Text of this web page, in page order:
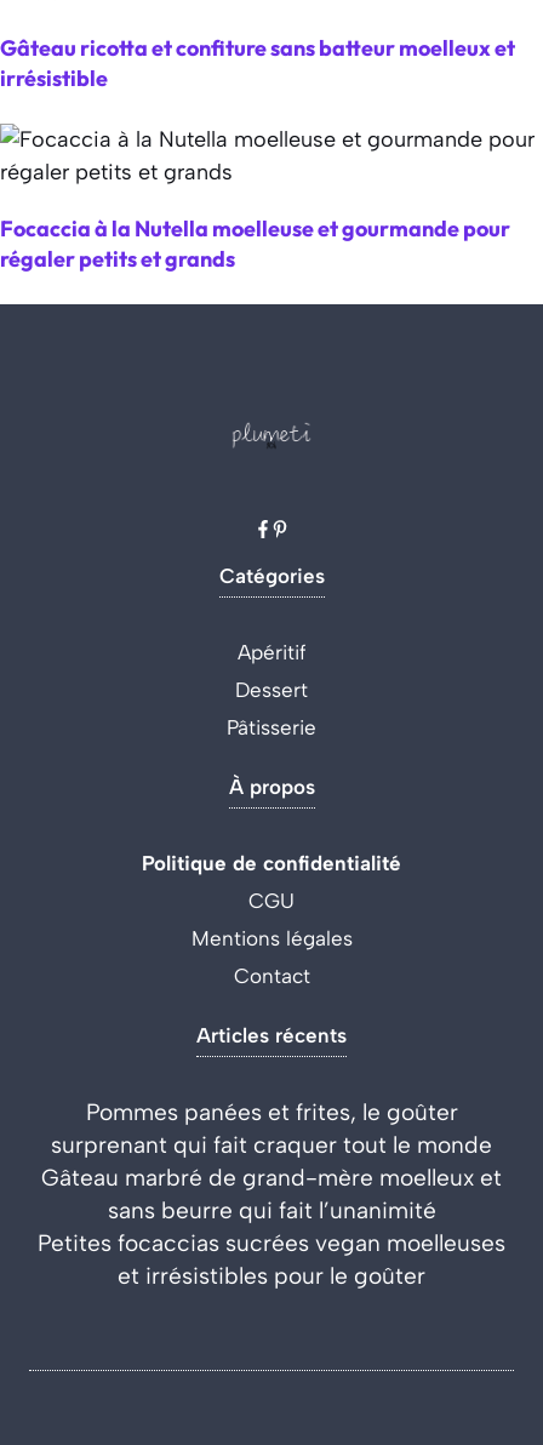
Gâteau ricotta et confiture sans batteur moelleux et
irrésistible
Focaccia à la Nutella moelleuse et gourmande pour
régaler petits et grands
Catégories
Apéritif
Dessert
Pâtisserie
À propos
Politique de confidentialité
CGU
Mentions légales
Contact
Articles récents
Pommes panées et frites, le goûter
surprenant qui fait craquer tout le monde
Gâteau marbré de grand-mère moelleux et
sans beurre qui fait l’unanimité
Petites focaccias sucrées vegan moelleuses
et irrésistibles pour le goûter